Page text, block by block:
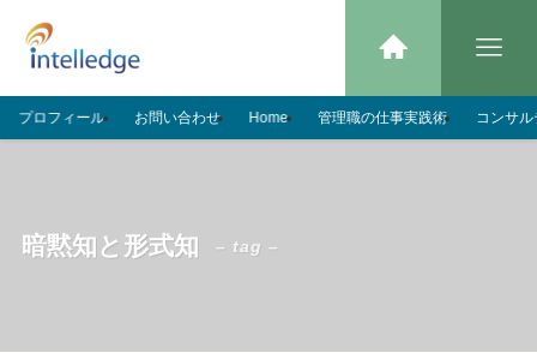
プロフィール お問い合わせ Home 管理職の仕事実践術 コンサ
暗黙知と形式知 – tag –